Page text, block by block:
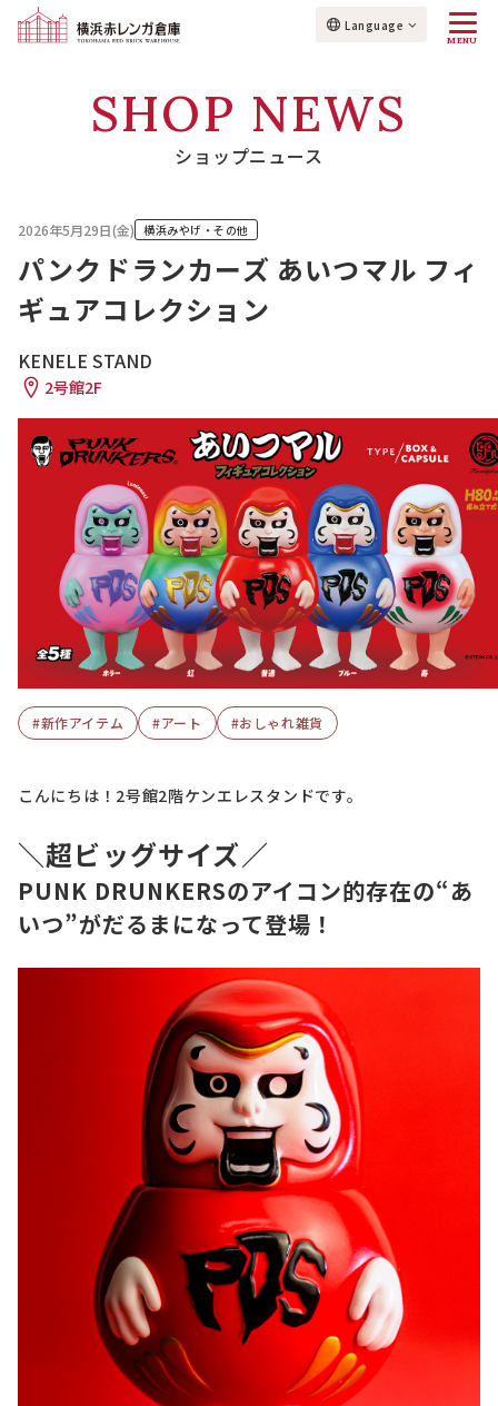
Language
MENU
SHOP NEWS
ショップニュース
2026年5月29日(金) 横浜みやげ・その他
パンクドランカーズ あいつマル フィ
ギュアコレクション
KENELE STAND
2号館2F
#新作アイテム #アート #おしゃれ雑貨
こんにちは！2号館2階ケンエレスタンドです。
＼超ビッグサイズ／
PUNK DRUNKERSのアイコン的存在の“あ
いつ”がだるまになって登場！